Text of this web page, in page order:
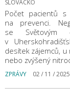
SLOVÁCKO
Počet pacientů s
na prevenci.
se Světovým
v
desítek zájemců,
nebo zvýšený
ZPRÁVY 02 / 11 / 2025